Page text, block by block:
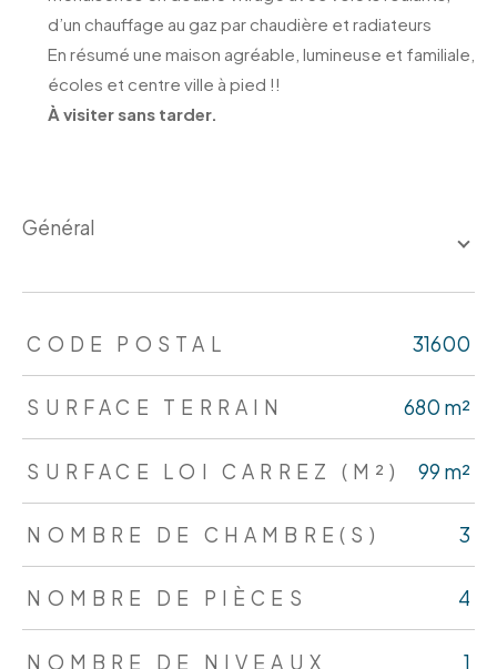
d’un chauffage au gaz par chaudière et radiateurs
En résumé une maison agréable, lumineuse et familiale,
écoles et centre ville à pied !!
À visiter sans tarder.
général
TRAD_ZEPHYR_Caracteristique TRAD_ZEPHYR_Valeurs
CODE POSTAL 31600
SURFACE TERRAIN 680 m²
SURFACE LOI CARREZ (M²) 99 m²
NOMBRE DE CHAMBRE(S) 3
NOMBRE DE PIÈCES 4
NOMBRE DE NIVEAUX 1